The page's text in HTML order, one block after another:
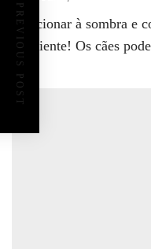
PREVIOUS POST
Estacionar à sombra e
suficiente! Os cães